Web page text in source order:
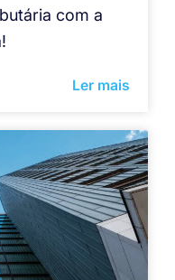
com a
Ler mais